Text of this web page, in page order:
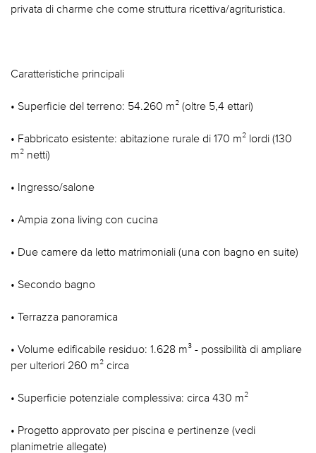
privata di charme che come struttura ricettiva/agrituristica.
Caratteristiche principali
• Superficie del terreno: 54.260 m² (oltre 5,4 ettari)
• Fabbricato esistente: abitazione rurale di 170 m² lordi (130
m² netti)
• Ingresso/salone
• Ampia zona living con cucina
• Due camere da letto matrimoniali (una con bagno en suite)
• Secondo bagno
• Terrazza panoramica
• Volume edificabile residuo: 1.628 m³ - possibilità di ampliare
per ulteriori 260 m² circa
• Superficie potenziale complessiva: circa 430 m²
• Progetto approvato per piscina e pertinenze (vedi
planimetrie allegate)